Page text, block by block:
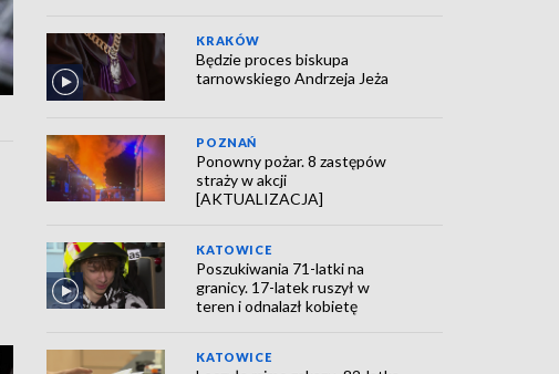
KRAKÓW
Będzie proces biskupa
tarnowskiego Andrzeja Jeża
POZNAŃ
Ponowny pożar. 8 zastępów
straży w akcji
[AKTUALIZACJA]
KATOWICE
Poszukiwania 71-latki na
granicy. 17-latek ruszył w
teren i odnalazł kobietę
KATOWICE